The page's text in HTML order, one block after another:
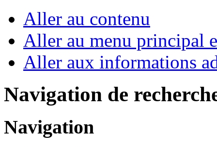
Aller au contenu
Aller au menu principal
Aller aux informations
Navigation de
Navigation